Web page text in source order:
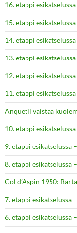
16. etappi
15. etappi
14. etappi
13. etappi
12. etappi
11. etappi
Anquetil väistää
10. etappi
9. etappi esikatselussa
8. etappi esikatselussa
Col d’Aspin 1950:
7. etappi esikatselussa
6. etappi esikatselussa